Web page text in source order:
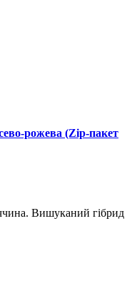
рожева (Zip-пакет
Вишуканий гібрид